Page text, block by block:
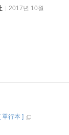
2017년 10월
[單行本 ]